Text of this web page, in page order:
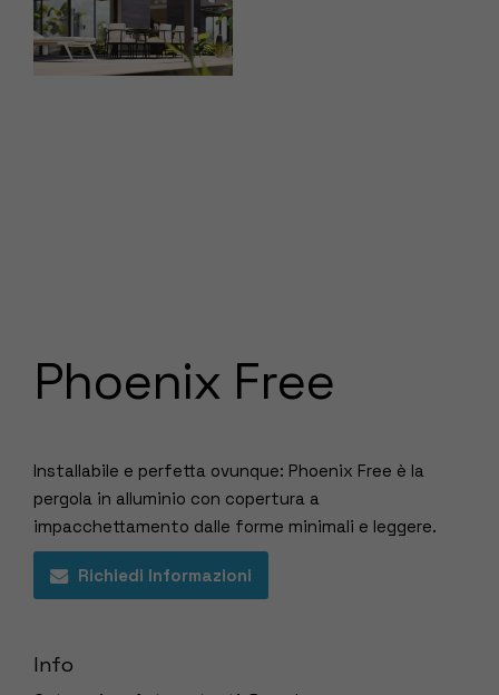
Phoenix Free
Installabile e perfetta ovunque: Phoenix Free è la
pergola in alluminio con copertura a
impacchettamento dalle forme minimali e leggere.
Richiedi Informazioni
Info